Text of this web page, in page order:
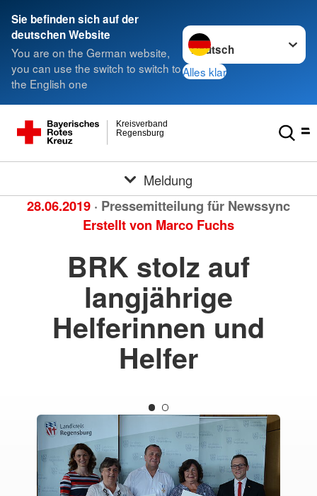
Sie befinden sich auf der
deutschen Website
You are on the German website,
you can use the switch to switch to
the English one
Sprache wechseln zu
Alles klar
Regensburg
Kreisverband
Meldung
28.06.2019 · Pressemitteilung für Newssync
Erstellt von Marco Fuchs
BRK stolz auf
langjährige
Helferinnen und
Helfer